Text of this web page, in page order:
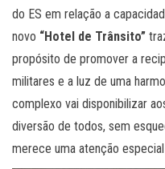
do ES em relação a
novo “Hotel de Trânsito”
propósito de promover a
militares e a luz de uma
complexo vai disponibilizar
diversão de todos, sem
merece uma atenção